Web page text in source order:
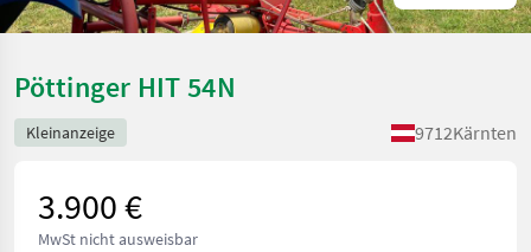
Pöttinger HIT 54N
Kleinanzeige 9712Kärnten
3.900 €
MwSt nicht ausweisbar